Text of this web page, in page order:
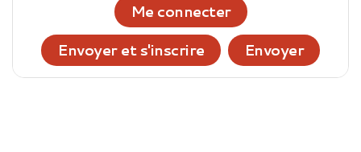
Me connecter
Envoyer et s'inscrire
Envoyer